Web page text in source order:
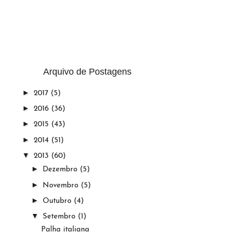
Arquivo de Postagens
► 2017 (5)
► 2016 (36)
► 2015 (43)
► 2014 (51)
▼ 2013 (60)
► Dezembro (5)
► Novembro (5)
► Outubro (4)
▼ Setembro (1)
Palha italiana